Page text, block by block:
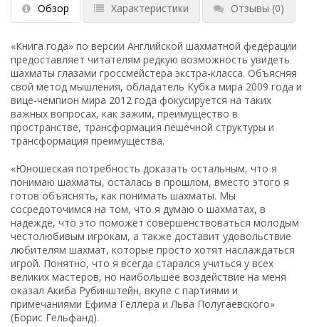
Обзор Характеристики Отзывы (0)
«Книга года» по версии Английской шахматной федерации
предоставляет читателям редкую возможность увидеть
шахматы глазами гроссмейстера экстра-класса. Объясняя
свой метод мышления, обладатель Кубка мира 2009 года и
вице-чемпион мира 2012 года фокусируется на таких
важных вопросах, как зажим, преимущество в
пространстве, трансформация пешечной структуры и
трансформация преимущества.
«Юношеская потребность доказать остальным, что я
понимаю шахматы, осталась в прошлом, вместо этого я
готов объяснять, как понимать шахматы. Мы
сосредоточимся на том, что я думаю о шахматах, в
надежде, что это поможет совершенствоваться молодым
честолюбивым игрокам, а также доставит удовольствие
любителям шахмат, которые просто хотят наслаждаться
игрой. Понятно, что я всегда старался учиться у всех
великих мастеров, но наибольшее воздействие на меня
оказал Акиба Рубинштейн, вкупе с партиями и
примечаниями Ефима Геллера и Льва Полугаевского»
(Борис Гельфанд).